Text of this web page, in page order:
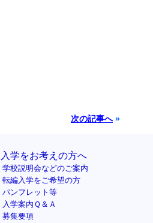
次の記事へ»
入学をお考えの方へ
学校説明会などのご案内
転編入学をご希望の方
パンフレット等
入学案内Ｑ＆Ａ
募集要項